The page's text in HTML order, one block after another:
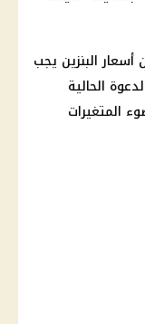
أسعار البنزين يجب
الحالية
المتغيرات